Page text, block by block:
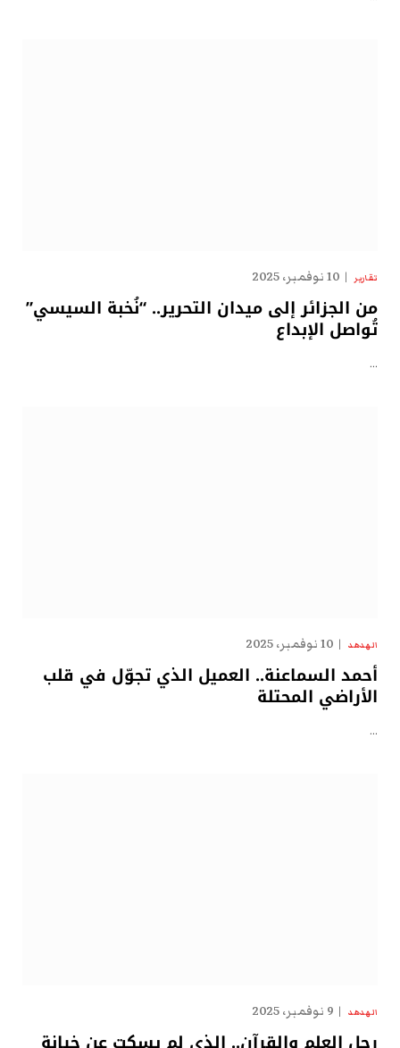
تقارير 10 نوفمبر، 2025
من الجزائر إلى ميدان التحرير.. “نُخبة السيسي”
تُواصل الإبداع
…
الهدهد 10 نوفمبر، 2025
أحمد السماعنة.. العميل الذي تجوّل في قلب
الأراضي المحتلة
…
الهدهد 9 نوفمبر، 2025